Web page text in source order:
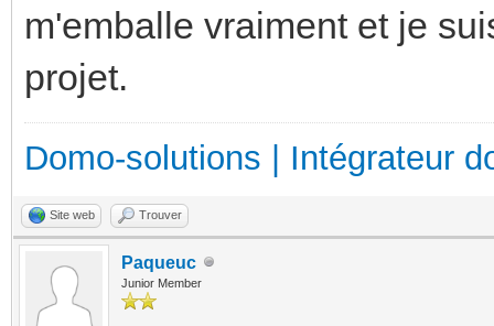
m'emballe vraiment et je
projet.
Domo-solutions | Intégrateur
Site web Trouver
Paqueuc
Junior Member